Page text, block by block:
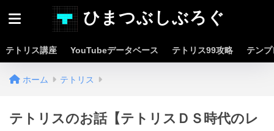
ひまつぶしぶろぐ
テトリス講座 YouTubeデータベース テトリス99攻略 テン
ホーム テトリス
テトリスのお話【テトリスＤＳ時代のレ